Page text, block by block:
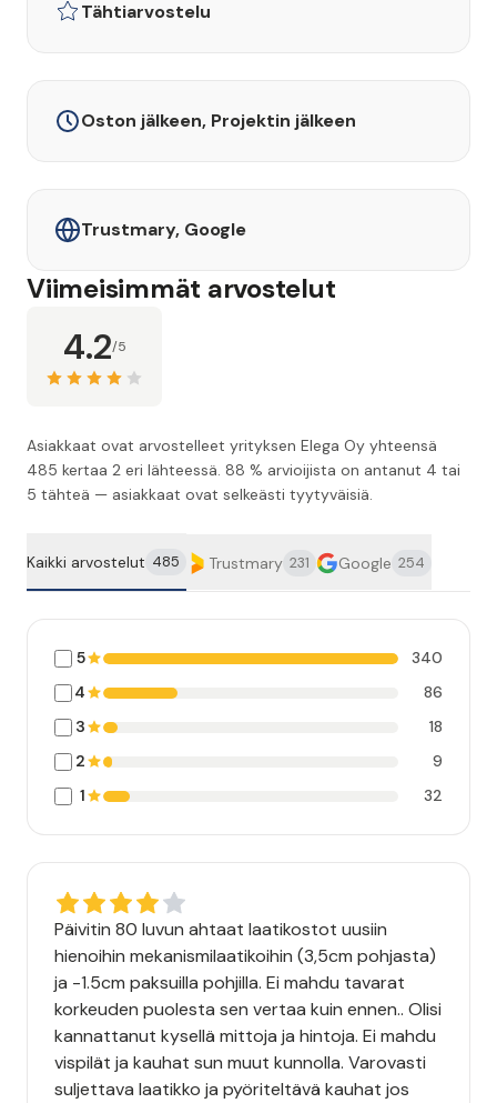
Tähtiarvostelu
Oston jälkeen, Projektin jälkeen
Trustmary, Google
4.2/5
Viimeisimmät arvostelut
Asiakkaat ovat arvostelleet yrityksen Elega Oy yhteensä
485 kertaa 2 eri lähteessä. 88 % arvioijista on antanut 4 tai
5 tähteä — asiakkaat ovat selkeästi tyytyväisiä.
Kaikki arvostelut 485 Trustmary 231 Google 254
5
340
4
86
3
18
2
9
1
32
Päivitin 80 luvun ahtaat laatikostot uusiin
hienoihin mekanismilaatikoihin (3,5cm pohjasta)
ja -1.5cm paksuilla pohjilla. Ei mahdu tavarat
korkeuden puolesta sen vertaa kuin ennen.. Olisi
kannattanut kysellä mittoja ja hintoja. Ei mahdu
vispilät ja kauhat sun muut kunnolla. Varovasti
suljettava laatikko ja pyöriteltävä kauhat jos